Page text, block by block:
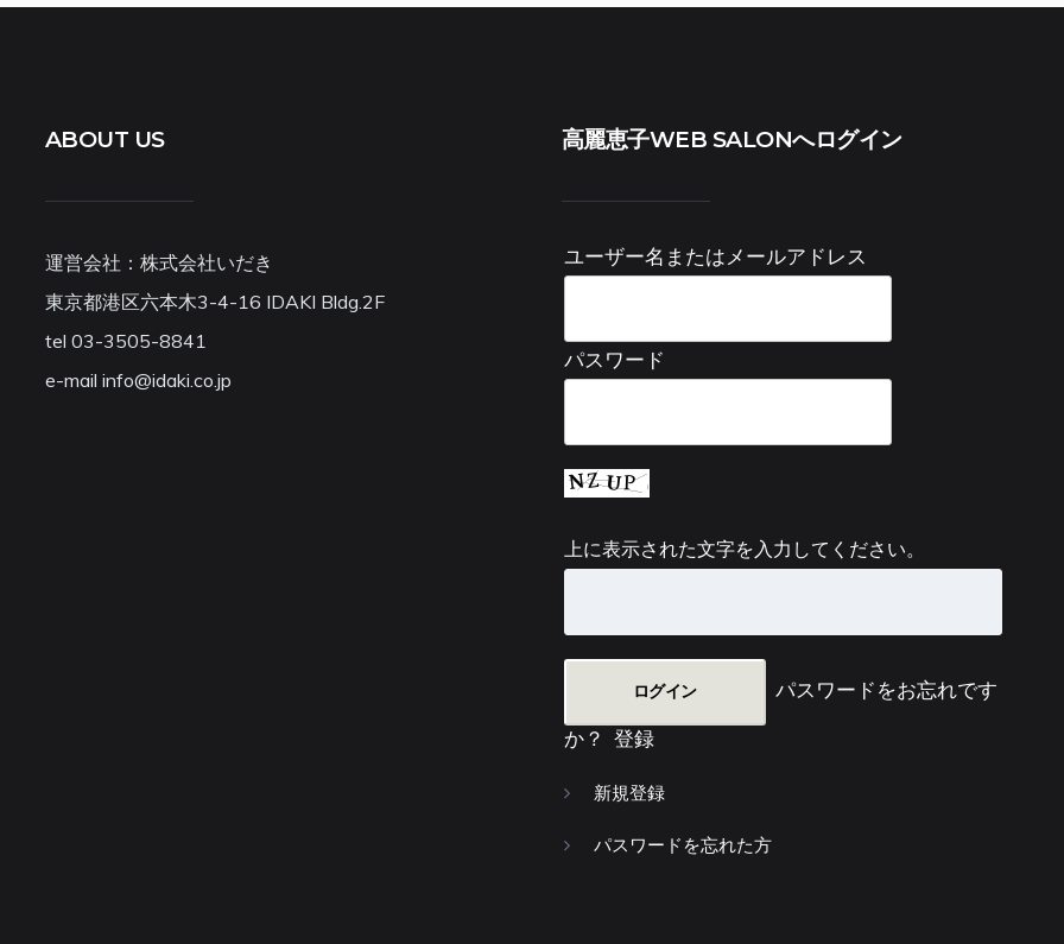
ABOUT US
運営会社：株式会社いだき
東京都港区六本木3-4-16 IDAKI Bldg.2F
tel 03-3505-8841
e-mail info@idaki.co.jp
高麗恵子WEB SALONへログイン
ユーザー名またはメールアドレス
パスワード
上に表示された文字を入力してください。
パスワードをお忘れです
か？ 登録
新規登録
パスワードを忘れた方